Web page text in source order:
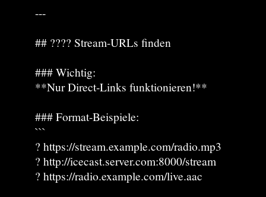
---
## ???? Stream-URLs finden
### Wichtig:
**Nur Direct-Links funktionieren!**
### Format-Beispiele:
```
? https://stream.example.com/radio.mp3
? http://icecast.server.com:8000/stream
? https://radio.example.com/live.aac